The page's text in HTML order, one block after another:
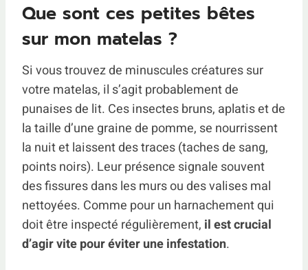
Que sont ces petites bêtes
sur mon matelas ?
Si vous trouvez de minuscules créatures sur
votre matelas, il s’agit probablement de
punaises de lit. Ces insectes bruns, aplatis et de
la taille d’une graine de pomme, se nourrissent
la nuit et laissent des traces (taches de sang,
points noirs). Leur présence signale souvent
des fissures dans les murs ou des valises mal
nettoyées. Comme pour un harnachement qui
doit être inspecté régulièrement, il est crucial
d’agir vite pour éviter une infestation.